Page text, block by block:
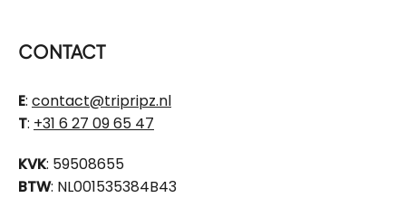
CONTACT
E: contact@tripripz.nl
T: +31 6 27 09 65 47
KVK: 59508655
BTW: NL001535384B43